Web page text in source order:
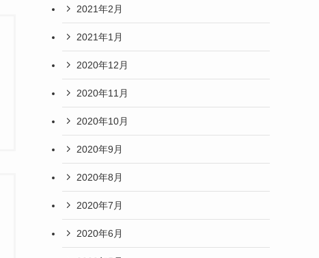
2021年2月
2021年1月
2020年12月
2020年11月
2020年10月
2020年9月
2020年8月
2020年7月
2020年6月